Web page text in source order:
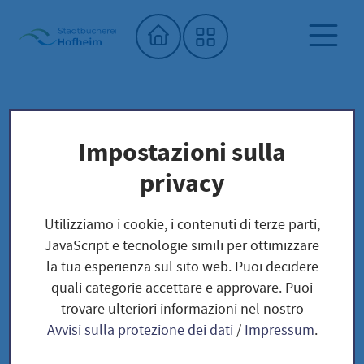
Home"
Biblioteca comunale
Biblioteca dei semi
Unser Saatgut: Aussaat - Ernte -
Zwiebelgewächse und
Wurzelgemüse
Impostazioni sulla
privacy
Utilizziamo i cookie, i contenuti di terze parti,
JavaScript e tecnologie simili per ottimizzare
la tua esperienza sul sito web. Puoi decidere
quali categorie accettare e approvare. Puoi
trovare ulteriori informazioni nel nostro
Avvisi sulla protezione dei dati/ Impressum.